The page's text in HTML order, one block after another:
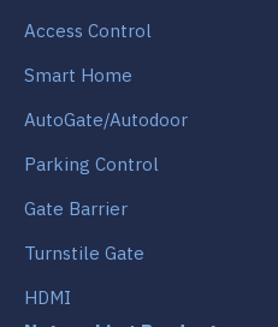
Access Control
Smart Home
AutoGate/Autodoor
Parking Control
Gate Barrier
Turnstile Gate
HDMI